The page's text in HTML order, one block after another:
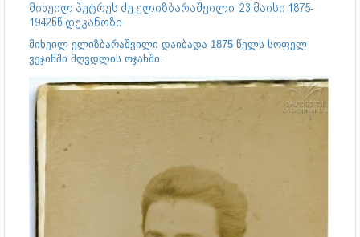
მიხეილ პეტრეს ძე ელიზბარაშვილი 23 მაისი 1875-
1942წწ დეკანოზი
მიხეილ ელიზბარაშვილი დაიბადა 1875 წელს სოფელ
ვეჯინში მღვდლის ოჯახში.